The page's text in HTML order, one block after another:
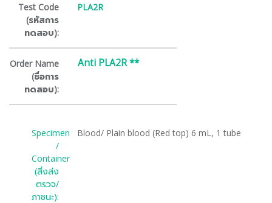
Test Code
(รหัสการ
ทดสอบ):
PLA2R
Order Name
(ชื่อการ
ทดสอบ):
Anti PLA2R **
Specimen
/
Container
(สิ่งส่ง
ตรวจ/
ภาชนะ):
Blood/ Plain blood (Red top) 6 mL, 1 tube